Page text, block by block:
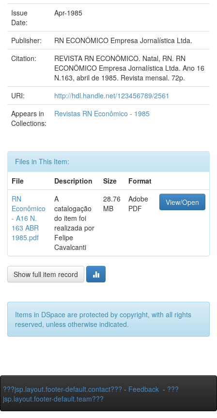
Issue
Date:
Apr-1985
Publisher:
RN ECONÔMICO Empresa Jornalística Ltda.
Citation:
REVISTA RN ECONÔMICO. Natal, RN. RN
ECONÔMICO Empresa Jornalística Ltda. Ano 16
N.163, abril de 1985. Revista mensal. 72p.
URI:
http://hdl.handle.net/123456789/2561
Appears in
Collections:
Revistas RN Econômico - 1985
Files in This Item:
File
Description Size
Format
RN
Econômico
- A16 N.
163 ABR
1985.pdf
A
catalogação
do item foi
realizada por
Felipe
Cavalcanti
28.76
MB
Adobe
PDF
View/Open
Show full item record
Items in DSpace are protected by copyright, with all rights
reserved, unless otherwise indicated.
???jsp.layout.footer-default.contact??? - Feedback - ???
jsp.layout.footer-default.team???